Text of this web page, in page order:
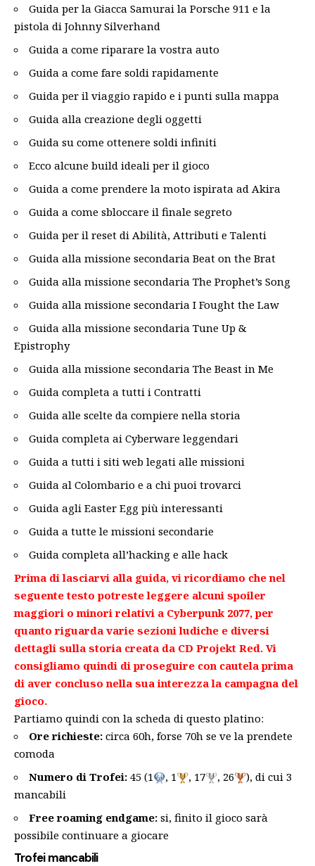
Guida per la Giacca Samurai la Porsche 911 e la
pistola di Johnny Silverhand
Guida a come riparare la vostra auto
Guida a come fare soldi rapidamente
Guida per il viaggio rapido e i punti sulla mappa
Guida alla creazione degli oggetti
Guida su come ottenere soldi infiniti
Ecco alcune build ideali per il gioco
Guida a come prendere la moto ispirata ad Akira
Guida a come sbloccare il finale segreto
Guida per il reset di Abilità, Attributi e Talenti
Guida alla missione secondaria Beat on the Brat
Guida alla missione secondaria The Prophet’s Song
Guida alla missione secondaria I Fought the Law
Guida alla missione secondaria Tune Up &
Epistrophy
Guida alla missione secondaria The Beast in Me
Guida completa a tutti i Contratti
Guida alle scelte da compiere nella storia
Guida completa ai Cyberware leggendari
Guida a tutti i siti web legati alle missioni
Guida al Colombario e a chi puoi trovarci
Guida agli Easter Egg più interessanti
Guida a tutte le missioni secondarie
Guida completa all’hacking e alle hack
Prima di lasciarvi alla guida, vi ricordiamo che nel
seguente testo potreste leggere alcuni spoiler
maggiori o minori relativi a Cyberpunk 2077, per
quanto riguarda varie sezioni ludiche e diversi
dettagli sulla storia creata da CD Projekt Red. Vi
consigliamo quindi di proseguire con cautela prima
di aver concluso nella sua interezza la campagna del
gioco.
Partiamo quindi con la scheda di questo platino:
Ore richieste: circa 60h, forse 70h se ve la prendete
comoda
Numero di Trofei: 45 (1 , 1 , 17 , 26
), di cui 3
mancabili
Free roaming endgame: si, finito il gioco sarà
possibile continuare a giocare
Trofei mancabili